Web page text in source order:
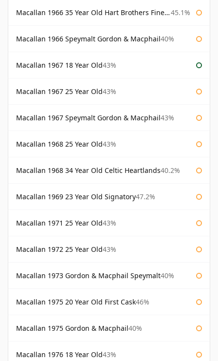
Macallan 1966 35 Year Old Hart Brothers Finest Collection 45.1%
Macallan 1966 Speymalt Gordon & Macphail40%
Macallan 1967 18 Year Old43%
Macallan 1967 25 Year Old43%
Macallan 1967 Speymalt Gordon & Macphail43%
Macallan 1968 25 Year Old43%
Macallan 1968 34 Year Old Celtic Heartlands40.2%
Macallan 1969 23 Year Old Signatory47.2%
Macallan 1971 25 Year Old43%
Macallan 1972 25 Year Old43%
Macallan 1973 Gordon & Macphail Speymalt40%
Macallan 1975 20 Year Old First Cask46%
Macallan 1975 Gordon & Macphail40%
Macallan 1976 18 Year Old43%